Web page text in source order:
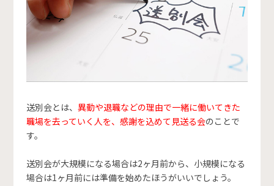
送別会とは、 異動や退職などの理由で一緒に働いてきた
職場を去っていく人を、感謝を込めて見送る会のことで
す。
送別会が大規模になる場合は2ヶ月前から、小規模になる
場合は1ヶ月前には準備を始めたほうがいいでしょう。